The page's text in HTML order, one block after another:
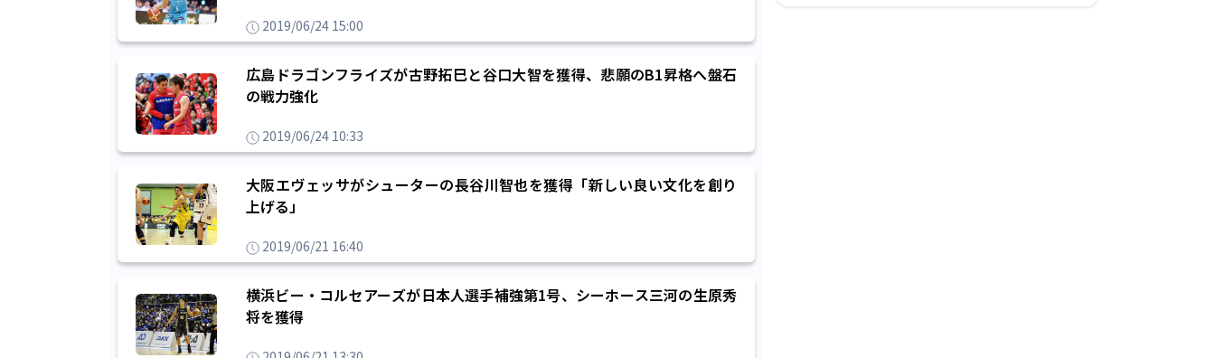
2019/06/24 15:00
広島ドラゴンフライズが古野拓巳と谷口大智を獲得、悲願のB1昇格へ盤石
の戦力強化
2019/06/24 10:33
大阪エヴェッサがシューターの長谷川智也を獲得「新しい良い文化を創り
上げる」
2019/06/21 16:40
横浜ビー・コルセアーズが日本人選手補強第1号、シーホース三河の生原秀
将を獲得